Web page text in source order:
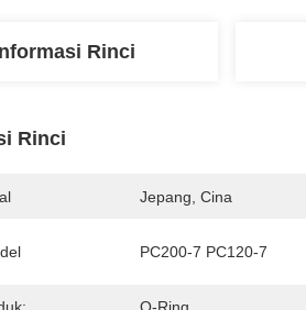
Rinci
Rinci
Jepang, Cina
PC200-7 PC120-7